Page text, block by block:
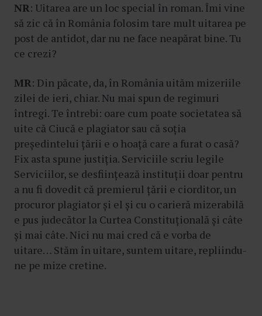
NR: Uitarea are un loc special în roman. Îmi vine
să zic că în România folosim tare mult uitarea pe
post de antidot, dar nu ne face neapărat bine. Tu
ce crezi?
MR: Din păcate, da, în România uităm mizeriile
zilei de ieri, chiar. Nu mai spun de regimuri
întregi. Te întrebi: oare cum poate societatea să
uite că Ciucă e plagiator sau că soția
președintelui țării e o hoață care a furat o casă?
Fix asta spune justiția. Serviciile scriu legile
Serviciilor, se desființează instituții doar pentru
a nu fi dovedit că premierul țării e ciorditor, un
procuror plagiator și el și cu o carieră mizerabilă
e pus judecător la Curtea Constituțională și câte
și mai câte. Nici nu mai cred că e vorba de
uitare… Stăm în uitare, suntem uitare, repliindu-
ne pe mize cretine.